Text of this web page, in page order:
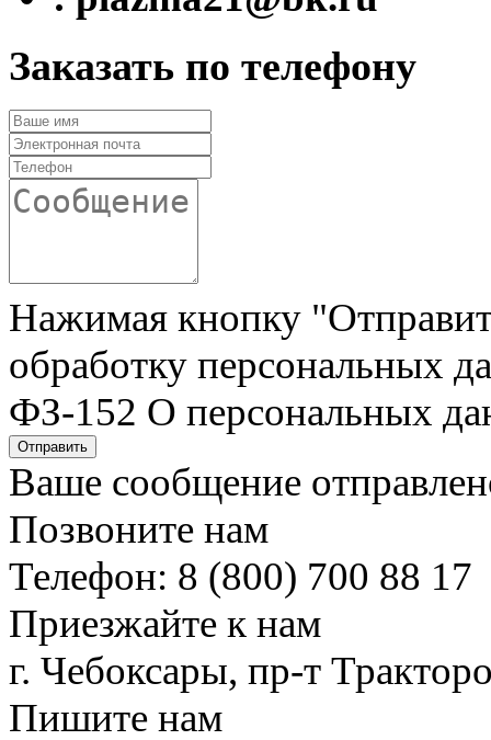
Заказать по телефону
Нажимая кнопку
обработку персональных
ФЗ-152 О персональных
Отправить
Ваше сообщение
Позвоните нам
Телефон: 8 (800) 700 88 17
Приезжайте к нам
г. Чебоксары, пр-т
Пишите нам